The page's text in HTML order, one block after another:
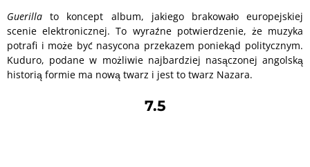
Guerilla to koncept album, jakiego brakowało europejskiej
scenie elektronicznej. To wyraźne potwierdzenie, że muzyka
potrafi i może być nasycona przekazem poniekąd politycznym.
Kuduro, podane w możliwie najbardziej nasączonej angolską
historią formie ma nową twarz i jest to twarz Nazara.
7.5